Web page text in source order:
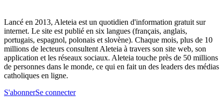
Lancé en 2013, Aleteia est un quotidien d'information gratuit sur
internet. Le site est publié en six langues (français, anglais,
portugais, espagnol, polonais et slovène). Chaque mois, plus de 10
millions de lecteurs consultent Aleteia à travers son site web, son
application et les réseaux sociaux. Aleteia touche près de 50 millions
de personnes dans le monde, ce qui en fait un des leaders des médias
catholiques en ligne.
S'abonnerSe connecter